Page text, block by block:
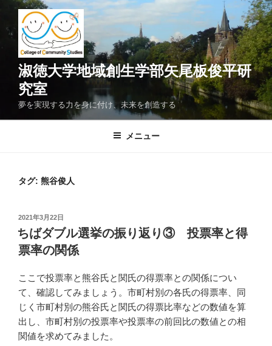
ン
ッ
淑徳大学地域創生学部矢尾板俊平研
究室
夢を実現する力を身に付け、未来を創造する
メニュー
タグ: 熊谷俊人
投
稿
日:
2021年3月22日
ちばダブル選挙の振り返り③ 投票率と得
票率の関係
ここで投票率と熊谷氏と関氏の得票率との関係につい
て、確認してみましょう。市町村別の各氏の得票率、同
じく市町村別の熊谷氏と関氏の得票比率などの数値を算
出し、市町村別の投票率や投票率の前回比の数値との相
関値を求めてみました。